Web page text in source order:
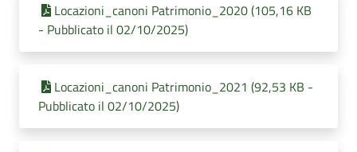
Locazioni_canoni Patrimonio_2020 (105,16 KB
- Pubblicato il 02/10/2025)
Locazioni_canoni Patrimonio_2021 (92,53 KB -
Pubblicato il 02/10/2025)